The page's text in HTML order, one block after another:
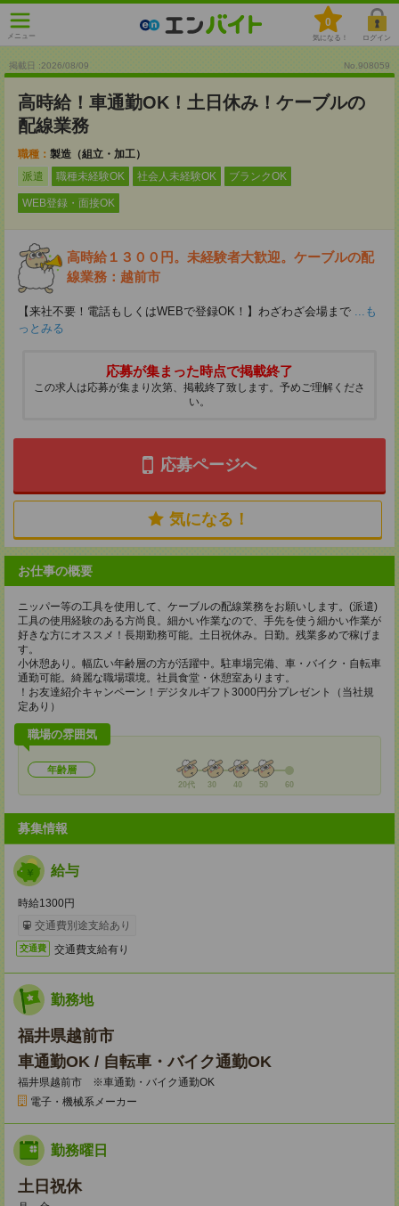
メニュー
0
気になる！ ログイン
掲載日 :2026/08/09 No.908059
高時給！車通勤OK！土日休み！ケーブルの
配線業務
職種： 製造（組立・加工）
派遣
職種未経験OK 社会人未経験OK ブランクOK
WEB登録・面接OK
高時給１３００円。未経験者大歓迎。ケーブルの配
線業務：越前市
【来社不要！電話もしくはWEBで登録OK！】わざわざ会場まで ...も
っとみる
応募が集まった時点で掲載終了
この求人は応募が集まり次第、掲載終了致します。予めご理解くださ
い。
応募ページへ
気になる！
お仕事の概要
ニッパー等の工具を使用して、ケーブルの配線業務をお願いします。(派遣)
工具の使用経験のある方尚良。細かい作業なので、手先を使う細かい作業が
好きな方にオススメ！長期勤務可能。土日祝休み。日勤。残業多めで稼げま
す。
小休憩あり。幅広い年齢層の方が活躍中。駐車場完備、車・バイク・自転車
通勤可能。綺麗な職場環境。社員食堂・休憩室あります。
！お友達紹介キャンペーン！デジタルギフト3000円分プレゼント（当社規
定あり）
職場の雰囲気
年齢層
20代 30 40 50 60
募集情報
給与
時給1300円
交通費別途支給あり
交通費 交通費支給有り
勤務地
福井県越前市
車通勤OK / 自転車・バイク通勤OK
福井県越前市 ※車通勤・バイク通勤OK
電子・機械系メーカー
勤務曜日
土日祝休